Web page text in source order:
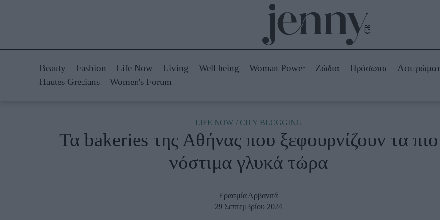
Styling Tips
Fashion News
Beauty -
Ομορφιά
Skincare
Μακιγιάζ
Woman Power Πρόσωπα Ζώδια
Beauty Fashion Life Now Living Well being Woman Power Ζώδια Πρόσωπα
Hautes Grecians
Women's Forum
LIFE NOW CITY BLOGGING
Τα bakeries της Αθήνας που ξεφουρνίζουν τα πιο
νόστιμα γλυκά τώρα
Ερασμία Αρβανιτά
29 Σεπτεμβρίου 2024